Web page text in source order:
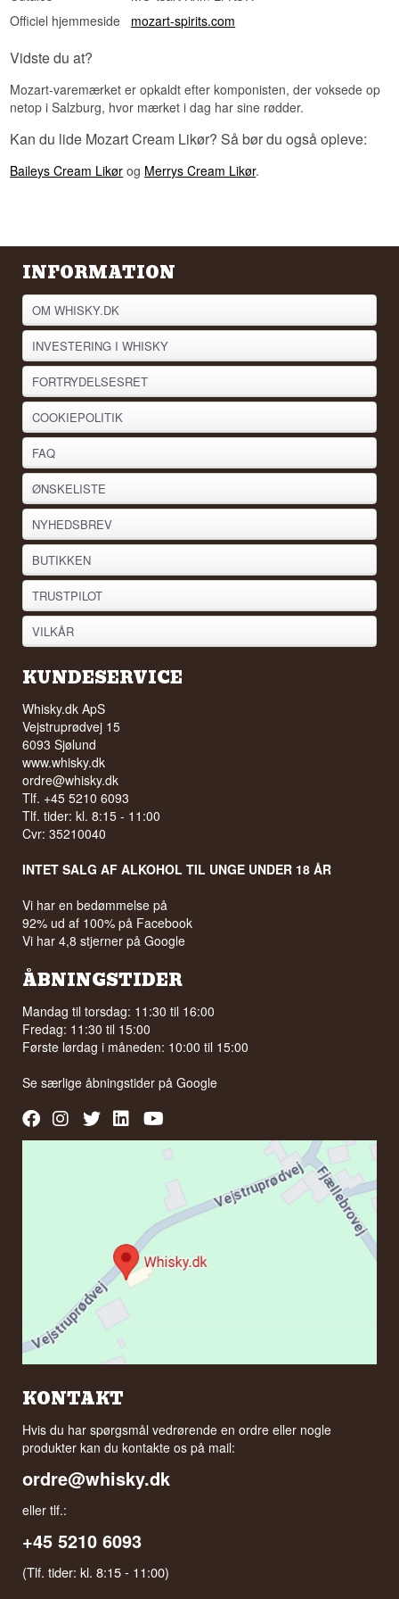
Smagsprofil
Vidste du at?
Mozarts flasker er lave, runde og pakket ind i
fordi flaskerne kan stables i to lag på
kundens synsfelt uden at optage mere plads.
Officiel hjemmeside
mozart-spirits.com
Vidste du at?
Mozart-varemærket er opkaldt efter komponisten, der voksede op
netop i Salzburg, hvor mærket i dag har sine rødder.
Kan du lide Mozart Cream Likør? Så bør du også opleve:
Baileys Cream Likør og Merrys Cream Likør.
INFORMATION
OM WHISKY.DK
INVESTERING I WHISKY
FORTRYDELSESRET
COOKIEPOLITIK
FAQ
ØNSKELISTE
NYHEDSBREV
BUTIKKEN
TRUSTPILOT
VILKÅR
KUNDESERVICE
Whisky.dk ApS
Vejstruprødvej 15
6093 Sjølund
www.whisky.dk
ordre@whisky.dk
Tlf. +45 5210 6093
Tlf. tider: kl. 8:15 - 11:00
Cvr: 35210040
INTET SALG AF ALKOHOL TIL UNGE UNDER 18 ÅR
Vi har en bedømmelse på
92% ud af 100% på Facebook
Vi har 4,8 stjerner på Google
ÅBNINGSTIDER
Mandag til torsdag: 11:30 til 16:00
Fredag: 11:30 til 15:00
Første lørdag i måneden: 10:00 til 15:00
Se særlige åbningstider påGoogle
KONTAKT
Hvis du har spørgsmål vedrørende en ordre eller nogle
produkter kan du kontakte os på mail:
ordre@whisky.dk
eller tlf.:
+45 5210 6093
(Tlf. tider: kl. 8:15 - 11:00)